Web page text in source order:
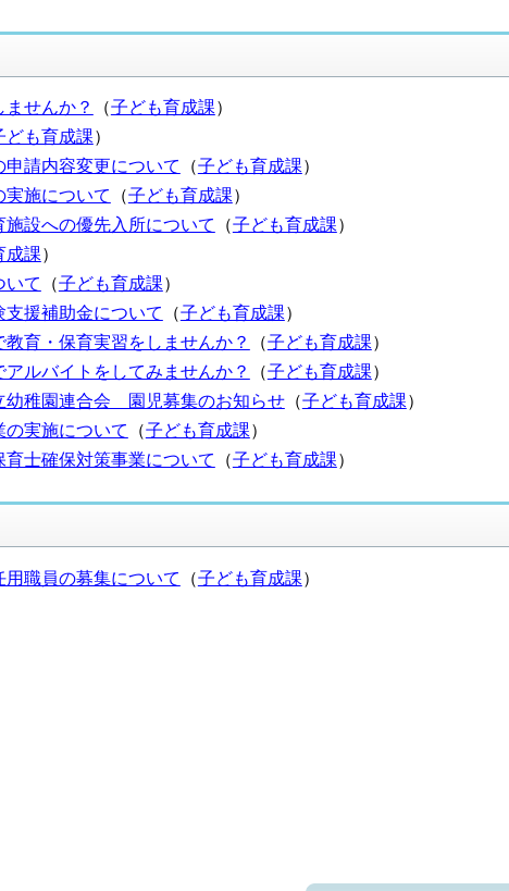
せんか？ （子ども育成課）
ども育成課）
請内容変更について （子ども育成課）
施について （子ども育成課）
設への優先入所について （子ども育成課）
成課）
いて （子ども育成課）
援補助金について （子ども育成課）
育・保育実習をしませんか？ （子ども育成課）
ルバイトをしてみませんか？ （子ども育成課）
幼稚園連合会 園児募集のお知らせ（子ども育成課）
実施について （子ども育成課）
育士確保対策事業について （子ども育成課）
用職員の募集について （子ども育成課）